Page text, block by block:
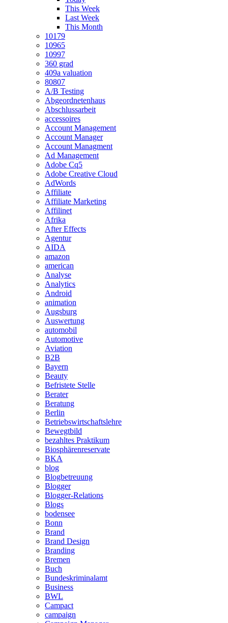
This Week
Last Week
This Month
10179
10965
10997
360 grad
409a valuation
80807
A/B Testing
Abgeordnetenhaus
Abschlussarbeit
accessoires
Account Management
Account Manager
Account Managment
Ad Management
Adobe Cq5
Adobe Creative Cloud
AdWords
Affiliate
Affiliate Marketing
Affilinet
Afrika
After Effects
Agentur
AIDA
amazon
american
Analyse
Analytics
Android
animation
Augsburg
Auswertung
automobil
Automotive
Aviation
B2B
Bayern
Beauty
Befristete Stelle
Berater
Beratung
Berlin
Betriebswirtschaftslehre
Bewegtbild
bezahltes Praktikum
Biosphärenreservate
BKA
blog
Blogbetreuung
Blogger
Blogger-Relations
Blogs
bodensee
Bonn
Brand
Brand Design
Branding
Bremen
Buch
Bundeskriminalamt
Business
BWL
Campact
campaign